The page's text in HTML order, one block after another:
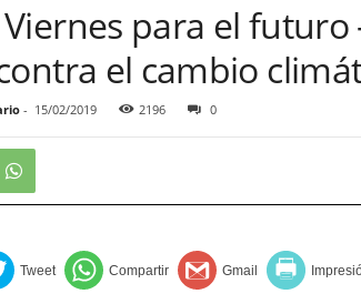
para el futuro
el cambio
- 15/02/2019 2196 0